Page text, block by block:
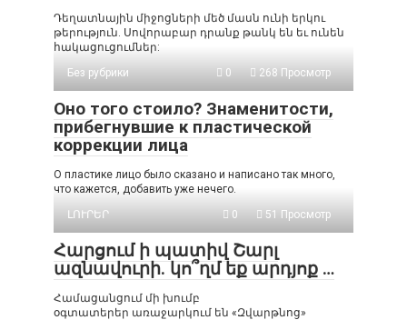
Դեղատնային միջոցների մեծ մասն ունի երկու
թերություն. Սովորաբար դրանք թանկ են եւ ունեն
հակացուցումներ:
Без рубрики
0 268 Просмотр
Оно того стоило? Знаменитости,
прибегнувшие к пластической
коррекции лица
О пластике лицо было сказано и написано так много,
что кажется, добавить уже нечего.
ԼՈՒՐԵՐ
0 51 Просмотр
Հարցում ի պատիվ Շարլ
ազնավուրի. կո՞ղմ եք արդյոք …
Համացանցում մի խումբ
օգտատերեր առաջարկում են «Զվարթնոց»